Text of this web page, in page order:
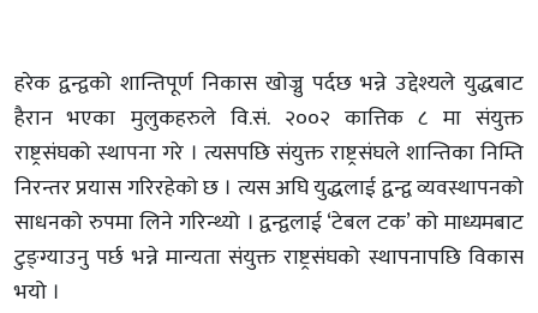
हरेक द्वन्द्वको शान्तिपूर्ण निकास खोज्नु पर्दछ भन्ने उद्देश्यले युद्धबाट
हैरान भएका मुलुकहरुले वि.सं. २००२ कात्तिक ८ मा संयुक्त
राष्ट्रसंघको स्थापना गरे । त्यसपछि संयुक्त राष्ट्रसंघले शान्तिका निम्ति
निरन्तर प्रयास गरिरहेको छ । त्यस अघि युद्धलाई द्वन्द्व व्यवस्थापनको
साधनको रुपमा लिने गरिन्थ्यो । द्वन्द्वलाई ‘टेबल टक’ को माध्यमबाट
टुङ्ग्याउनु पर्छ भन्ने मान्यता संयुक्त राष्ट्रसंघको स्थापनापछि विकास
भयो ।